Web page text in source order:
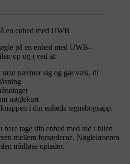
en enhed med UWB
på en enhed med UWB-
op og i ved at:
man nærmer sig og går væk, til
nøglekort
i din enheds tegnebogsapp.
bare tage din enhed med ind i bilen
mellem forsæderne. Nøglelæseren
trådløse oplader.